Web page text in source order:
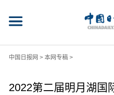
中国日报网 > 本网专稿>
2022第二届明月湖国